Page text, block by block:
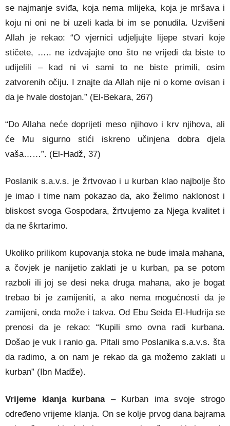
se najmanje sviđa, koja nema mlijeka, koja je mršava i
koju ni oni ne bi uzeli kada bi im se ponudila. Uzvišeni
Allah je rekao: “O vjernici udjeljujte lijepe stvari koje
stičete, ….. ne izdvajajte ono što ne vrijedi da biste to
udijelili – kad ni vi sami to ne biste primili, osim
zatvorenih očiju. I znajte da Allah nije ni o kome ovisan i
da je hvale dostojan.” (El-Bekara, 267)
“Do Allaha neće doprijeti meso njihovo i krv njihova, ali
će Mu sigurno stići iskreno učinjena dobra djela
vaša……”. (El-Hadž, 37)
Poslanik s.a.v.s. je žrtvovao i u kurban klao najbolje što
je imao i time nam pokazao da, ako želimo naklonost i
bliskost svoga Gospodara, žrtvujemo za Njega kvalitet i
da ne škrtarimo.
Ukoliko prilikom kupovanja stoka ne bude imala mahana,
a čovjek je nanijetio zaklati je u kurban, pa se potom
razboli ili joj se desi neka druga mahana, ako je bogat
trebao bi je zamijeniti, a ako nema mogućnosti da je
zamijeni, onda može i takva. Od Ebu Seida El-Hudrija se
prenosi da je rekao: “Kupili smo ovna radi kurbana.
Došao je vuk i ranio ga. Pitali smo Poslanika s.a.v.s. šta
da radimo, a on nam je rekao da ga možemo zaklati u
kurban” (Ibn Madže).
Vrijeme klanja kurbana– Kurban ima svoje strogo
određeno vrijeme klanja. On se kolje prvog dana bajrama